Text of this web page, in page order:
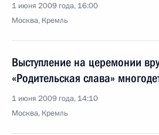
1 июня 2009 года, 16:00
Москва, Кремль
Выступление на церемонии
«Родительская слава»
1 июня 2009 года, 14:10
Москва, Кремль